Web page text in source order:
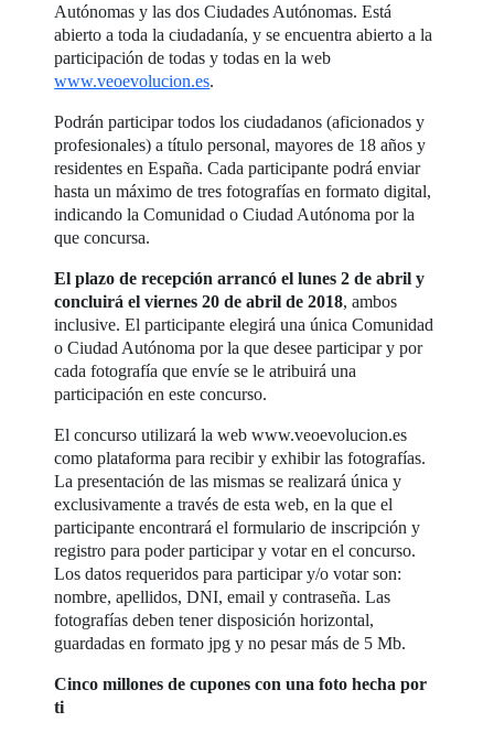
Autónomas y las dos Ciudades Autónomas. Está
abierto a toda la ciudadanía, y se encuentra abierto a la
participación de todas y todas en la web
www.veoevolucion.es.
Podrán participar todos los ciudadanos (aficionados y
profesionales) a título personal, mayores de 18 años y
residentes en España. Cada participante podrá enviar
hasta un máximo de tres fotografías en formato digital,
indicando la Comunidad o Ciudad Autónoma por la
que concursa.
El plazo de recepción arrancó el lunes 2 de abril y
concluirá el viernes 20 de abril de 2018, ambos
inclusive. El participante elegirá una única Comunidad
o Ciudad Autónoma por la que desee participar y por
cada fotografía que envíe se le atribuirá una
participación en este concurso.
El concurso utilizará la web www.veoevolucion.es
como plataforma para recibir y exhibir las fotografías.
La presentación de las mismas se realizará única y
exclusivamente a través de esta web, en la que el
participante encontrará el formulario de inscripción y
registro para poder participar y votar en el concurso.
Los datos requeridos para participar y/o votar son:
nombre, apellidos, DNI, email y contraseña. Las
fotografías deben tener disposición horizontal,
guardadas en formato jpg y no pesar más de 5 Mb.
Cinco millones de cupones con una foto hecha por
ti